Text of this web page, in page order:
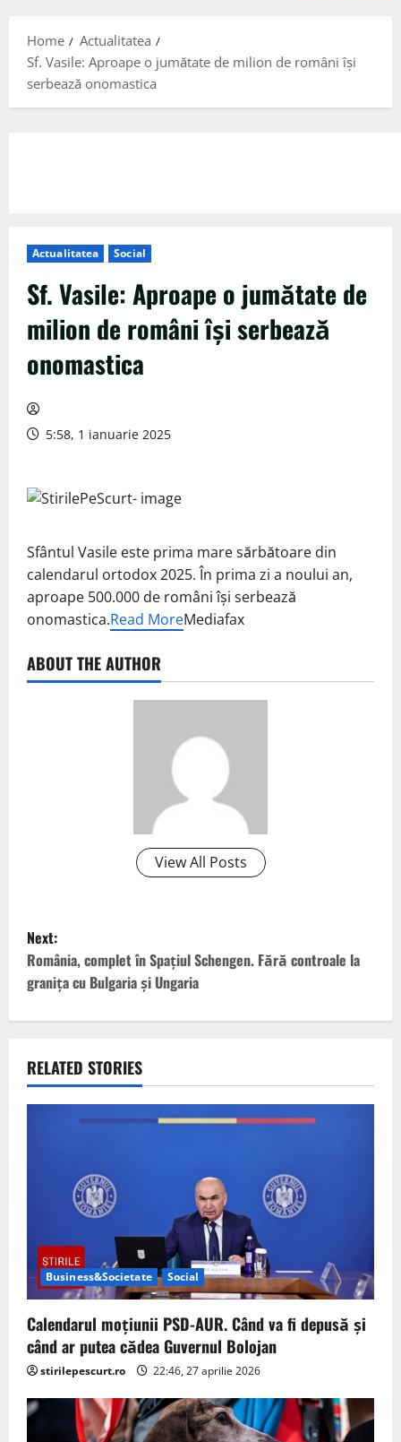
Home
Actualitatea
Sf. Vasile: Aproape o jumătate de milion de români îşi
serbează onomastica
Actualitatea Social
Sf. Vasile: Aproape o jumătate de
milion de români îşi serbează
onomastica
5:58, 1 ianuarie 2025
Sfântul Vasile este prima mare sărbătoare din
calendarul ortodox 2025. În prima zi a noului an,
aproape 500.000 de români îşi serbează
onomastica.Read MoreMediafax
ABOUT THE AUTHOR
View All Posts
P
o
n
a
t
i
o
n
Next:
România, complet în Spaţiul Schengen. Fără controale la
graniţa cu Bulgaria şi Ungaria
RELATED STORIES
Business&Societate Social
Calendarul moțiunii PSD-AUR. Când va fi depusă și
când ar putea cădea Guvernul Bolojan
stirilepescurt.ro 22:46, 27 aprilie 2026